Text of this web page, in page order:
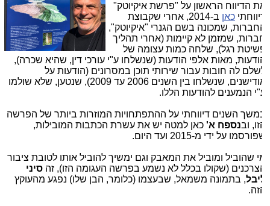
הדיווח הראשון על "פרשת איקיוטק"
כאן
ב-2014, אחרי שקבוצת
שמכונה בשם הגנרי "איקיוטק",
שמזמן לא קיימות (אחרי תהליך
רגל), שלחה כמות עצומה של
מאות אלפי הודעות (שנשלחו ע"י עורכי דין, שהיא שכרה),
לה חובות עבור שירותי תוכן במסרונים (הודעות על
אודישנים, שנשלחו בין השנים 2006 עד 2009), שנטען, שלא שולמו
הנמענים להודעות הללו.
השנים דיווחתי על ההתפתחויות המוזרות ביותר של הפרשה
וב נספח א'כאן למטה יש את עשרת הכתבות המובילות,
על ידי מ-2015 ועד היום.
שהוביל ומוביל את המאבק וגם ימשיך להוביל אותו לטובת ציבור
(שקולו בכלל לא נשמע בפרשה העגומה הזו), זהסיני
, בתמונה משמאל, שבעצמו (כלומר, הבן שלו) נפגע מהעוקץ